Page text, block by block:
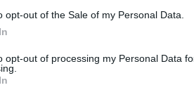
opt-out of the Sale of my Personal Data.
opt-out of processing my Personal Data